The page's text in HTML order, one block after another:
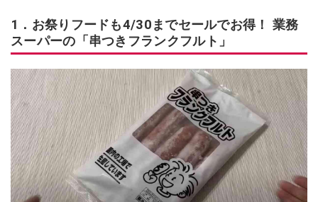
1．お祭りフードも4/30までセールでお得！ 業務
スーパーの「串つきフランクフルト」